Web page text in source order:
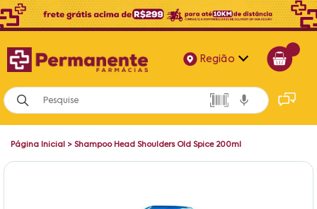
Região
Alagoas
Bahia
Página Inicial > Shampoo Head Shoulders Old Spice 200ml